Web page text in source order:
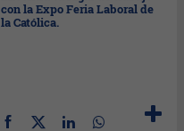
con la Expo Feria Laboral de
la Católica.